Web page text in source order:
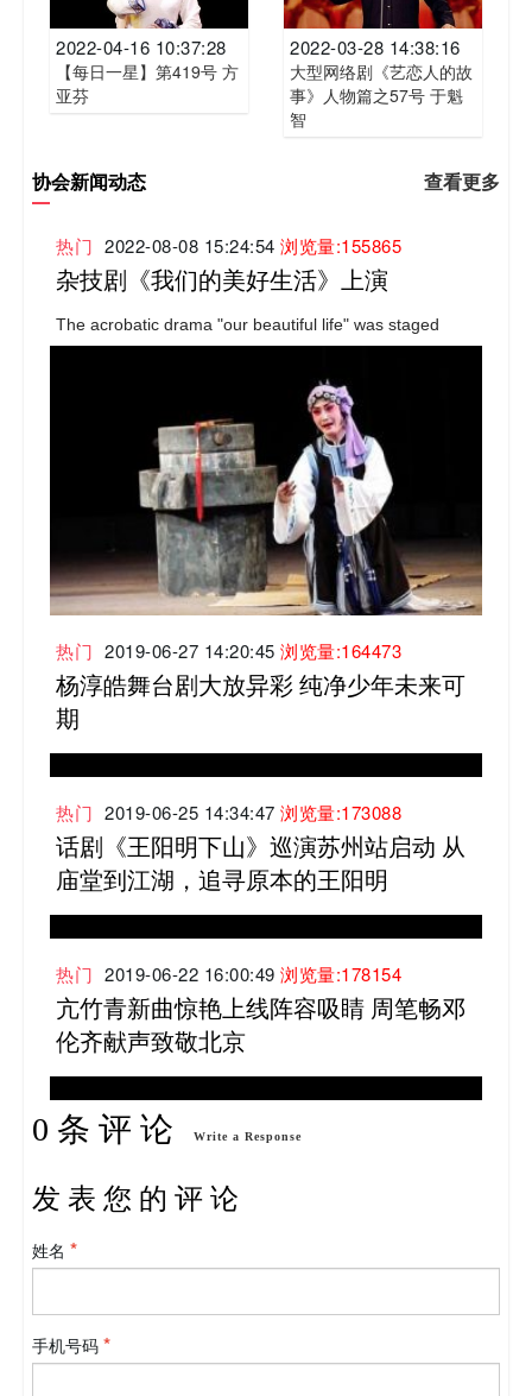
2022-04-16 10:37:28
【每日一星】第419号 方
亚芬
2022-03-28 14:38:16
大型网络剧《艺恋人的故
事》人物篇之57号 于魁
智
协会新闻动态 查看更多
热门 2022-08-08 15:24:54 浏览量:155865
杂技剧《我们的美好生活》上演
The acrobatic drama "our beautiful life" was staged
热门 2019-06-27 14:20:45 浏览量:164473
杨淳皓舞台剧大放异彩 纯净少年未来可
期
热门 2019-06-25 14:34:47 浏览量:173088
话剧《王阳明下山》巡演苏州站启动 从
庙堂到江湖，追寻原本的王阳明
热门 2019-06-22 16:00:49 浏览量:178154
亢竹青新曲惊艳上线阵容吸睛 周笔畅邓
伦齐献声致敬北京
0 条 评 论 Write a Response
发 表 您 的 评 论
姓名
手机号码